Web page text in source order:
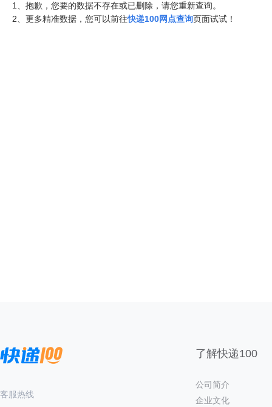
1、抱歉，您要的数据不存在或已删除，请您重新查询。
2、更多精准数据，您可以前往快递100网点查询页面试试！
客服热线
了解快递100
公司简介
企业文化